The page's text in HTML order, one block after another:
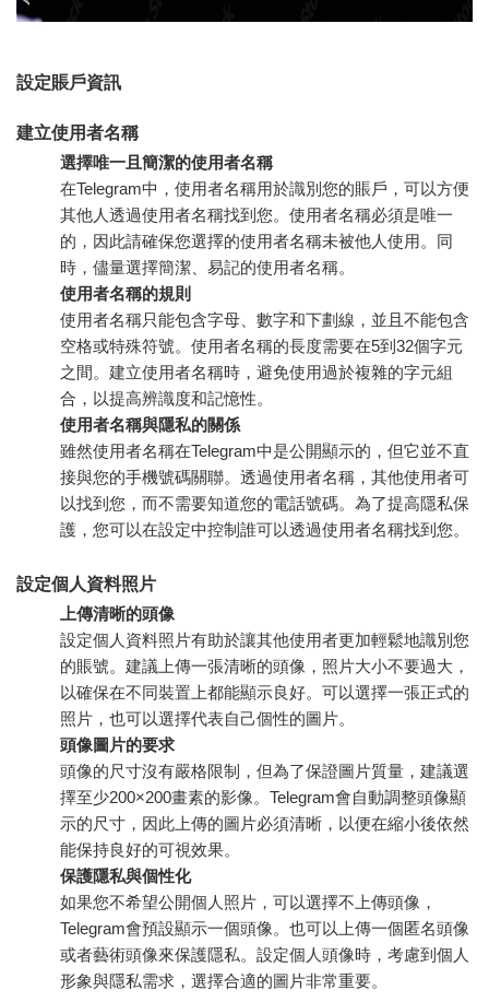
設定賬戶資訊
建立使用者名稱
選擇唯一且簡潔的使用者名稱
在Telegram中，使用者名稱用於識別您的賬戶，可以方便
其他人透過使用者名稱找到您。使用者名稱必須是唯一
的，因此請確保您選擇的使用者名稱未被他人使用。同
時，儘量選擇簡潔、易記的使用者名稱。
使用者名稱的規則
使用者名稱只能包含字母、數字和下劃線，並且不能包含
空格或特殊符號。使用者名稱的長度需要在5到32個字元
之間。建立使用者名稱時，避免使用過於複雜的字元組
合，以提高辨識度和記憶性。
使用者名稱與隱私的關係
雖然使用者名稱在Telegram中是公開顯示的，但它並不直
接與您的手機號碼關聯。透過使用者名稱，其他使用者可
以找到您，而不需要知道您的電話號碼。為了提高隱私保
護，您可以在設定中控制誰可以透過使用者名稱找到您。
設定個人資料照片
上傳清晰的頭像
設定個人資料照片有助於讓其他使用者更加輕鬆地識別您
的賬號。建議上傳一張清晰的頭像，照片大小不要過大，
以確保在不同裝置上都能顯示良好。可以選擇一張正式的
照片，也可以選擇代表自己個性的圖片。
頭像圖片的要求
頭像的尺寸沒有嚴格限制，但為了保證圖片質量，建議選
擇至少200×200畫素的影像。Telegram會自動調整頭像顯
示的尺寸，因此上傳的圖片必須清晰，以便在縮小後依然
能保持良好的可視效果。
保護隱私與個性化
如果您不希望公開個人照片，可以選擇不上傳頭像，
Telegram會預設顯示一個頭像。也可以上傳一個匿名頭像
或者藝術頭像來保護隱私。設定個人頭像時，考慮到個人
形象與隱私需求，選擇合適的圖片非常重要。